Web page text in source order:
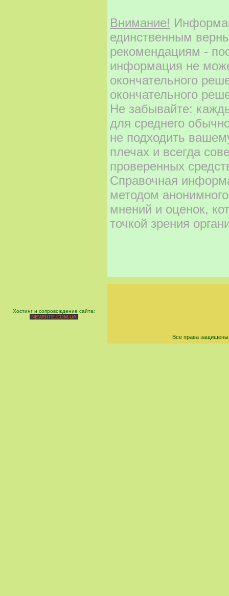
Внимание!
единственным
рекомендациям -
информация не
окончательного
окончательного
Не забывайте:
для среднего
не подходить
плечах и всегда
проверенных
Справочная
методом
мнений и оценок,
точкой зрения
Хостинг и сопровождение сайта:
NEWSITE.COM.UA
Все права